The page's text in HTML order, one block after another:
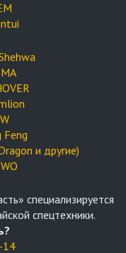
Feng
и другие)
специализируется
спецтехники.
14